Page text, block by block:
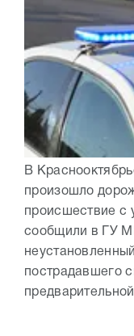
В
произошло
происшествие с
сообщили в ГУ
пострадавшего